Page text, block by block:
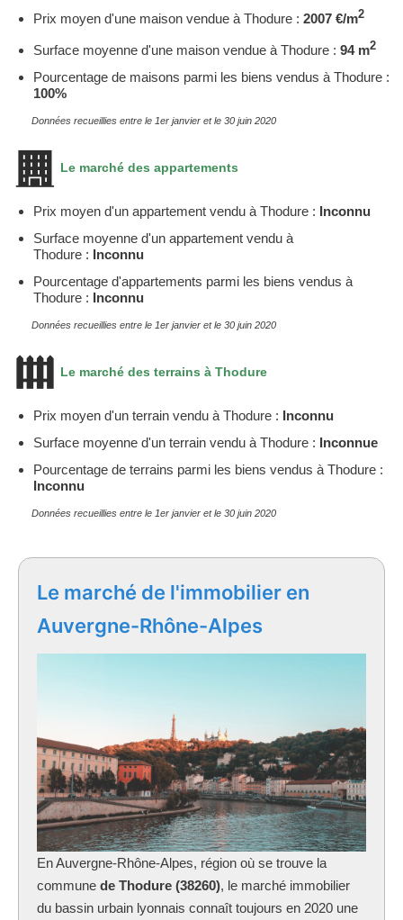
Prix moyen d'une maison vendue à Thodure : 2007 €/m2
Surface moyenne d'une maison vendue à Thodure : 94 m2
Pourcentage de maisons parmi les biens vendus à Thodure :
100%
Données recueillies entre le 1er janvier et le 30 juin 2020
Le marché des appartements
Prix moyen d'un appartement vendu à Thodure : Inconnu
Surface moyenne d'un appartement vendu à
Thodure : Inconnu
Pourcentage d'appartements parmi les biens vendus à
Thodure : Inconnu
Données recueillies entre le 1er janvier et le 30 juin 2020
Le marché des terrains à Thodure
Prix moyen d'un terrain vendu à Thodure : Inconnu
Surface moyenne d'un terrain vendu à Thodure : Inconnue
Pourcentage de terrains parmi les biens vendus à Thodure :
Inconnu
Données recueillies entre le 1er janvier et le 30 juin 2020
Le marché de l'immobilier en
Auvergne-Rhône-Alpes
En Auvergne-Rhône-Alpes, région où se trouve la
commune de Thodure (38260), le marché immobilier
du bassin urbain lyonnais connaît toujours en 2020 une